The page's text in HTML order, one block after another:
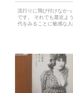
流行りに飛び付けなか
です。 それでも最近よ
代をみることに敏感な